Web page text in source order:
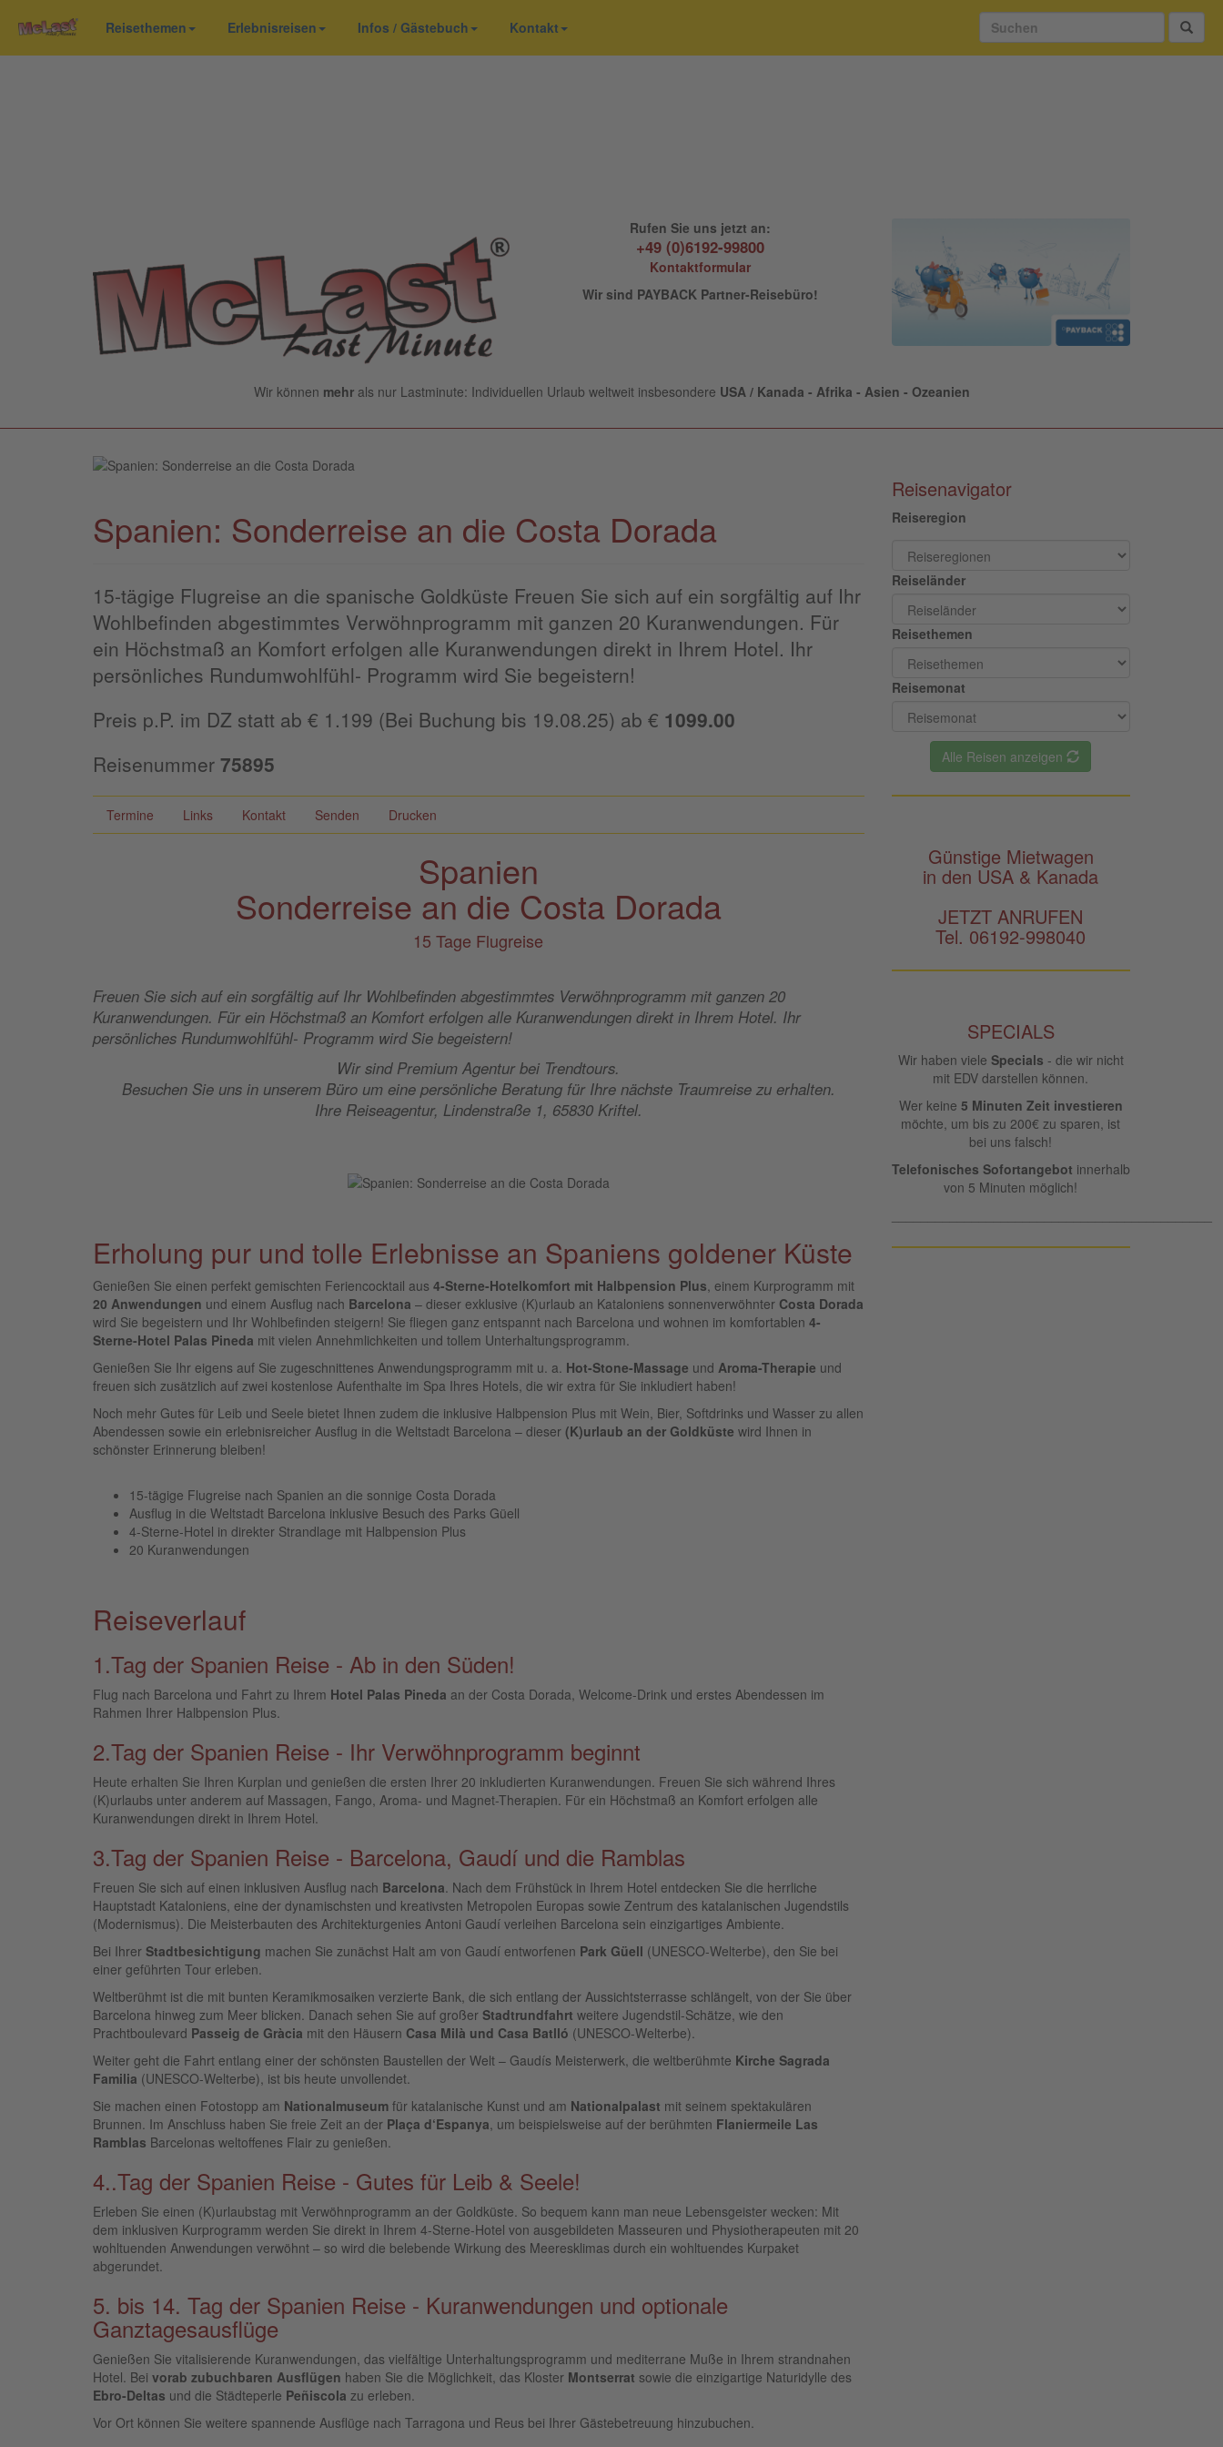
Rufen Sie uns jetzt an:
+49 (0)6192-99800
Kontaktformular
Wir sind PAYBACK Partner-Reisebüro!
Wir können mehrals nur Lastminute: Individuellen Urlaub weltweit insbesondere USA / Kanada - Afrika - Asien - Ozeanien
Reisethemen Erlebnisreisen Infos / Gästebuch Kontakt
Spanien: Sonderreise an die Costa Dorada
15-tägige Flugreise an die spanische Goldküste Freuen Sie sich auf ein sorgfältig auf Ihr
Wohlbefinden abgestimmtes Verwöhnprogramm mit ganzen 20 Kuranwendungen. Für
ein Höchstmaß an Komfort erfolgen alle Kuranwendungen direkt in Ihrem Hotel. Ihr
persönliches Rundumwohlfühl- Programm wird Sie begeistern!
Preis p.P. im DZ statt ab € 1.199 (Bei Buchung bis 19.08.25) ab € 1099.00
Reisenummer 75895
Termine Links Kontakt Senden Drucken
Spanien
Sonderreise an die Costa Dorada
15 Tage Flugreise
Freuen Sie sich auf ein sorgfältig auf Ihr Wohlbefinden abgestimmtes Verwöhnprogramm mit ganzen 20
Kuranwendungen. Für ein Höchstmaß an Komfort erfolgen alle Kuranwendungen direkt in Ihrem Hotel. Ihr
persönliches Rundumwohlfühl- Programm wird Sie begeistern!
Wir sind Premium Agentur bei Trendtours.
Besuchen Sie uns in unserem Büro um eine persönliche Beratung für Ihre nächste Traumreise zu erhalten.
Ihre Reiseagentur, Lindenstraße 1, 65830 Kriftel.
Erholung pur und tolle Erlebnisse an Spaniens goldener Küste
Genießen Sie einen perfekt gemischten Feriencocktail aus 4-Sterne-Hotelkomfort mit Halbpension Plus , einem Kurprogramm mit
20 Anwendungen und einem Ausflug nach Barcelona – dieser exklusive (K)urlaub an Kataloniens sonnenverwöhnter Costa Dorada
wird Sie begeistern und Ihr Wohlbefinden steigern! Sie fliegen ganz entspannt nach Barcelona und wohnen im komfortablen 4-
Sterne-Hotel Palas Pineda mit vielen Annehmlichkeiten und tollem Unterhaltungsprogramm.
Genießen Sie Ihr eigens auf Sie zugeschnittenes Anwendungsprogramm mit u. a. Hot-Stone-Massage und Aroma-Therapie und
freuen sich zusätzlich auf zwei kostenlose Aufenthalte im Spa Ihres Hotels, die wir extra für Sie inkludiert haben!
Noch mehr Gutes für Leib und Seele bietet Ihnen zudem die inklusive Halbpension Plus mit Wein, Bier, Softdrinks und Wasser zu allen
Abendessen sowie ein erlebnisreicher Ausflug in die Weltstadt Barcelona – dieser (K)urlaub an der Goldküste wird Ihnen in
schönster Erinnerung bleiben!
15-tägige Flugreise nach Spanien an die sonnige Costa Dorada
Ausflug in die Weltstadt Barcelona inklusive Besuch des Parks Güell
4-Sterne-Hotel in direkter Strandlage mit Halbpension Plus
20 Kuranwendungen
Reiseverlauf
1.Tag der Spanien Reise - Ab in den Süden!
Flug nach Barcelona und Fahrt zu Ihrem Hotel Palas Pineda an der Costa Dorada, Welcome-Drink und erstes Abendessen im
Rahmen Ihrer Halbpension Plus.
2.Tag der Spanien Reise - Ihr Verwöhnprogramm beginnt
Heute erhalten Sie Ihren Kurplan und genießen die ersten Ihrer 20 inkludierten Kuranwendungen. Freuen Sie sich während Ihres
(K)urlaubs unter anderem auf Massagen, Fango, Aroma- und Magnet-Therapien. Für ein Höchstmaß an Komfort erfolgen alle
Kuranwendungen direkt in Ihrem Hotel.
3.Tag der Spanien Reise - Barcelona, Gaudí und die Ramblas
Freuen Sie sich auf einen inklusiven Ausflug nach Barcelona . Nach dem Frühstück in Ihrem Hotel entdecken Sie die herrliche
Hauptstadt Kataloniens, eine der dynamischsten und kreativsten Metropolen Europas sowie Zentrum des katalanischen Jugendstils
(Modernismus). Die Meisterbauten des Architekturgenies Antoni Gaudí verleihen Barcelona sein einzigartiges Ambiente.
Bei Ihrer Stadtbesichtigung machen Sie zunächst Halt am von Gaudí entworfenen Park Güell (UNESCO-Welterbe), den Sie bei
einer geführten Tour erleben.
Weltberühmt ist die mit bunten Keramikmosaiken verzierte Bank, die sich entlang der Aussichtsterrasse schlängelt, von der Sie über
Barcelona hinweg zum Meer blicken. Danach sehen Sie auf großer Stadtrundfahrt weitere Jugendstil-Schätze, wie den
Prachtboulevard Passeig de Gràcia mit den Häusern Casa Milà und Casa Batlló (UNESCO-Welterbe).
Weiter geht die Fahrt entlang einer der schönsten Baustellen der Welt – Gaudís Meisterwerk, die weltberühmte Kirche Sagrada
Familia (UNESCO-Welterbe), ist bis heute unvollendet.
Sie machen einen Fotostopp am Nationalmuseum für katalanische Kunst und am Nationalpalast mit seinem spektakulären
Brunnen. Im Anschluss haben Sie freie Zeit an der Plaça d‘Espanya , um beispielsweise auf der berühmten Flaniermeile Las
Ramblas Barcelonas weltoffenes Flair zu genießen.
4..Tag der Spanien Reise - Gutes für Leib & Seele!
Erleben Sie einen (K)urlaubstag mit Verwöhnprogramm an der Goldküste. So bequem kann man neue Lebensgeister wecken: Mit
dem inklusiven Kurprogramm werden Sie direkt in Ihrem 4-Sterne-Hotel von ausgebildeten Masseuren und Physiotherapeuten mit 20
wohltuenden Anwendungen verwöhnt – so wird die belebende Wirkung des Meeresklimas durch ein wohltuendes Kurpaket
abgerundet.
5. bis 14. Tag der Spanien Reise - Kuranwendungen und optionale
Ganztagesausflüge
Genießen Sie vitalisierende Kuranwendungen, das vielfältige Unterhaltungsprogramm und mediterrane Muße in Ihrem strandnahen
Hotel. Bei vorab zubuchbaren Ausflügen haben Sie die Möglichkeit, das Kloster Montserrat sowie die einzigartige Naturidylle des
Ebro-Deltas und die Städteperle Peñiscola zu erleben.
Vor Ort können Sie weitere spannende Ausflüge nach Tarragona und Reus bei Ihrer Gästebetreuung hinzubuchen.
Reisenavigator
Reiseregion
Reiseländer
Reisethemen
Reisemonat
Alle Reisen anzeigen
Günstige Mietwagen
in den USA & Kanada
JETZT ANRUFEN
Tel. 06192-998040
SPECIALS
Wir haben viele Specials - die wir nicht
mit EDV darstellen können.
Wer keine 5 Minuten Zeit investieren
möchte, um bis zu 200€ zu sparen, ist
bei uns falsch!
Telefonisches Sofortangebot innerhalb
von 5 Minuten möglich!